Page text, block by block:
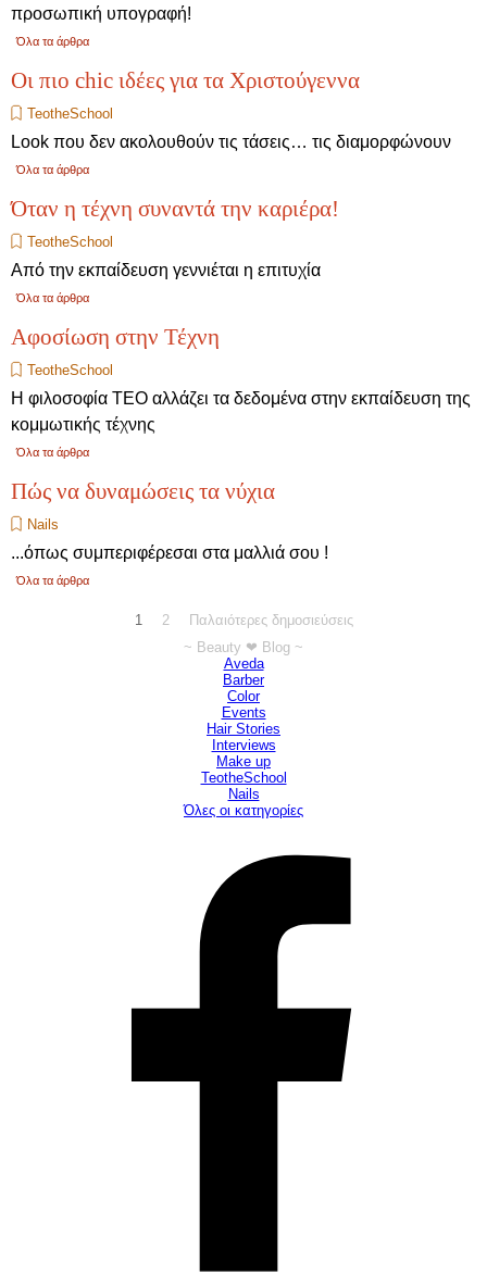
προσωπική υπογραφή!
Όλα τα άρθρα
Οι πιο chic ιδέες για τα Χριστούγεννα
TeotheSchool
Look που δεν ακολουθούν τις τάσεις… τις διαμορφώνουν
Όλα τα άρθρα
Όταν η τέχνη συναντά την καριέρα!
TeotheSchool
Από την εκπαίδευση γεννιέται η επιτυχία
Όλα τα άρθρα
Αφοσίωση στην Τέχνη
TeotheSchool
Η φιλοσοφία ΤΕΟ αλλάζει τα δεδομένα στην εκπαίδευση της
κομμωτικής τέχνης
Όλα τα άρθρα
Πώς να δυναμώσεις τα νύχια
Νails
...όπως συμπεριφέρεσαι στα μαλλιά σου !
Όλα τα άρθρα
Τρέχουσα σελίδα:
1 Πηγαίνετε στη σελίδα:
2
Παλαιότερες δημοσιεύσεις
Παράλειψη μπλόκ ~ Beauty ❤ Blog ~
~ Beauty ❤ Blog ~
Aveda
Barber
Color
Events
Hair Stories
Interviews
Make up
TeotheSchool
Νails
Όλες οι κατηγορίες